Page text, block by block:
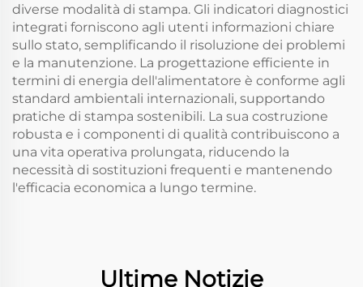
diverse modalità di stampa. Gli indicatori diagnostici
integrati forniscono agli utenti informazioni chiare
sullo stato, semplificando il risoluzione dei problemi
e la manutenzione. La progettazione efficiente in
termini di energia dell'alimentatore è conforme agli
standard ambientali internazionali, supportando
pratiche di stampa sostenibili. La sua costruzione
robusta e i componenti di qualità contribuiscono a
una vita operativa prolungata, riducendo la
necessità di sostituzioni frequenti e mantenendo
l'efficacia economica a lungo termine.
Ultime Notizie